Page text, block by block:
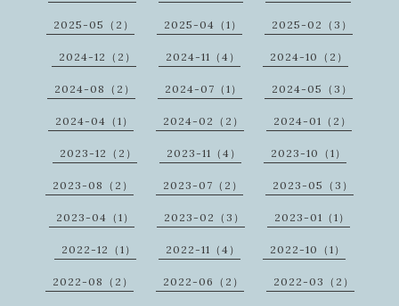
2025-05（2） 2025-04（1） 2025-02（3）
2024-12（2） 2024-11（4） 2024-10（2）
2024-08（2） 2024-07（1） 2024-05（3）
2024-04（1） 2024-02（2） 2024-01（2）
2023-12（2） 2023-11（4） 2023-10（1）
2023-08（2） 2023-07（2） 2023-05（3）
2023-04（1） 2023-02（3） 2023-01（1）
2022-12（1） 2022-11（4） 2022-10（1）
2022-08（2） 2022-06（2） 2022-03（2）